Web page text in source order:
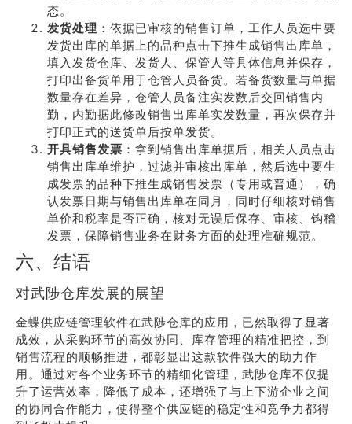
态。
发货处理 ：依据已审核的销售订单，工作人员选中要
发货出库的单据上的品种点击下推生成销售出库单，
填入发货仓库、发货人、保管人等具体信息并保存，
打印出备货单用于仓管人员备货。若备货数量与单据
数量存在差异，仓管人员备注实发数后交回销售内
勤，内勤据此修改销售出库单实发数量，再次保存并
打印正式的送货单后按单发货。
开具销售发票 ：拿到销售出库单据后，相关人员点击
销售出库单维护，过滤并审核出库单，然后选中要生
成发票的品种下推生成销售发票（专用或普通），确
认发票日期与销售出库单在同月，同时仔细核对销售
单价和税率是否正确，核对无误后保存、审核、钩稽
发票，保障销售业务在财务方面的处理准确规范。
六、结语
对武陟仓库发展的展望
金蝶供应链管理软件在武陟仓库的应用，已然取得了显著
成效，从采购环节的高效协同、库存管理的精准把控，到
销售流程的顺畅推进，都彰显出这款软件强大的助力作
用。通过对各个业务环节的精细化管理，武陟仓库不仅提
升了运营效率，降低了成本，还增强了与上下游企业之间
的协同合作能力，使得整个供应链的稳定性和竞争力都得